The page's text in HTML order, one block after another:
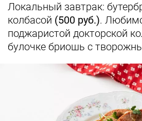
Локальный завтрак:
колбасой (500 руб.).
поджаристой докторской
булочке бриошь с